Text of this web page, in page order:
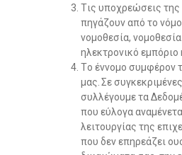
Tις υποχρεώσεις της
πηγάζουν από το
νομοθεσία, νομοθεσία
ηλεκτρονικό εμπόριο
Tο έννομο συμφέρον
μας. Σε
συλλέγουμε τα
που εύλογα
λειτουργίας της
που δεν επηρεάζει